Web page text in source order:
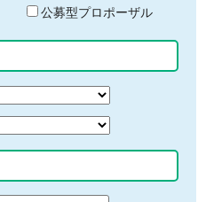
公募型プロポーザル